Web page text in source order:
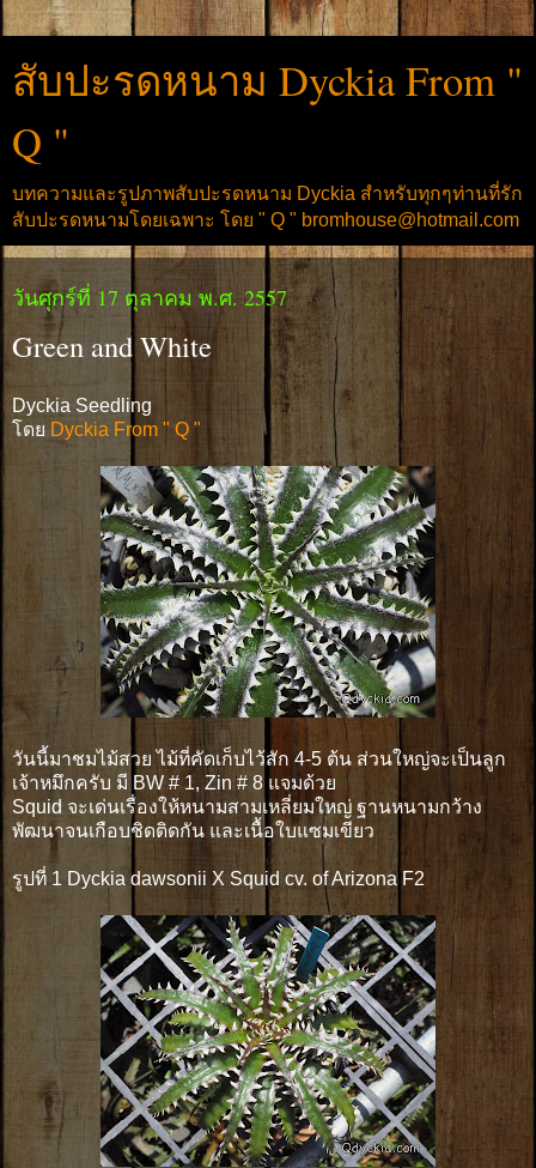
สับปะรดหนาม Dyckia From "
Q "
บทความและรูปภาพสับปะรดหนาม Dyckia สำหรับทุกๆท่านที่รัก
สับปะรดหนามโดยเฉพาะ โดย " Q " bromhouse@hotmail.com
วันศุกร์ที่ 17 ตุลาคม พ.ศ. 2557
Green and White
Dyckia Seedling
โดย Dyckia From " Q "
วันนี้มาชมไม้สวย ไม้ที่คัดเก็บไว้สัก 4-5 ต้น ส่วนใหญ่จะเป็นลูก
เจ้าหมึกครับ มี BW # 1, Zin # 8 แจมด้วย
Squid จะเด่นเรื่องให้หนามสามเหลี่ยมใหญ่ ฐานหนามกว้าง
พัฒนาจนเกือบชิดติดกัน และเนื้อใบแซมเขียว
รูปที่ 1 Dyckia dawsonii X Squid cv. of Arizona F2